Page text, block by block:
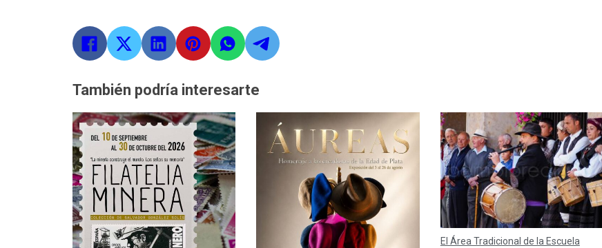
También podría interesarte
El Área Tradicional de la Escuela